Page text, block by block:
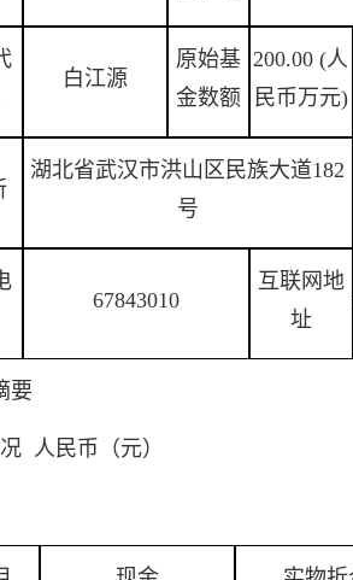
白江源
原始基
金数额
200.00 (人
民币万元)
湖北省武汉市洪山区民族大道182
号
67843010
互联网地
址
要
人民币（元）